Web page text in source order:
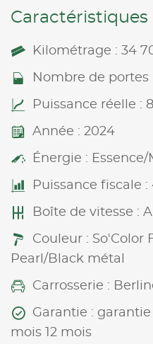
Kilométrage : 34
Nombre de portes
Puissance réelle :
Année : 2024
Énergie :
Puissance fiscale :
Boîte de vitesse :
Couleur : So'Color
Pearl/Black métal
Carrosserie :
Garantie :
mois 12 mois